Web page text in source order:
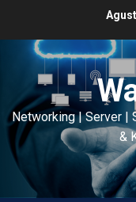
content
Networking | Server |
&